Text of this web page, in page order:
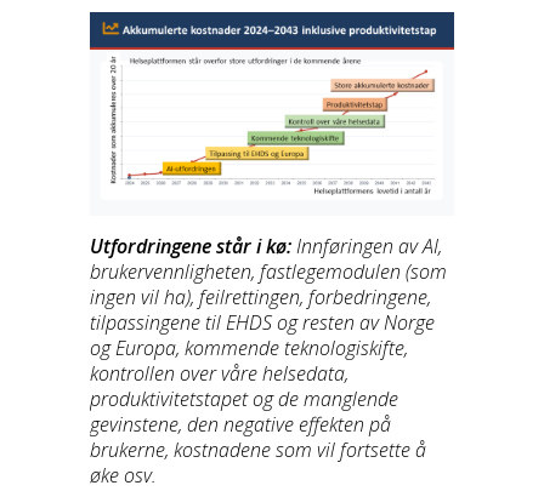
Utfordringene står i kø:Innføringen av AI,
brukervennligheten, fastlegemodulen (som
ingen vil ha), feilrettingen, forbedringene,
tilpassingene til EHDS og resten av Norge
og Europa, kommende teknologiskifte,
kontrollen over våre helsedata,
produktivitetstapet og de manglende
gevinstene, den negative effekten på
brukerne, kostnadene som vil fortsette å
øke osv.